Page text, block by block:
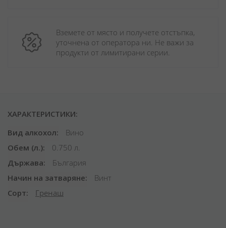
Вземете от място и получете отстъпка,
уточнена от оператора ни. Не важи за
продукти от лимитирани серии.
ХАРАКТЕРИСТИКИ:
Вид алкохол
Вино
Обем (л.)
0.750 л.
Държава
България
Начин на затваряне
Винт
Сорт
Гренаш